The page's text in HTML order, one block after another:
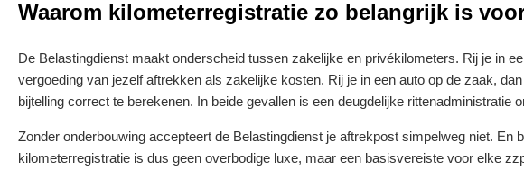
Waarom kilometerregistratie zo belangrijk is
De Belastingdienst maakt onderscheid tussen zakelijke en privékilometers. Rij je in
vergoeding van jezelf aftrekken als zakelijke kosten. Rij je in een auto op de zaak,
bijtelling correct te berekenen. In beide gevallen is een deugdelijke rittenadministratie
Zonder onderbouwing accepteert de Belastingdienst je aftrekpost simpelweg niet. En
kilometerregistratie is dus geen overbodige luxe, maar een basisvereiste voor elke